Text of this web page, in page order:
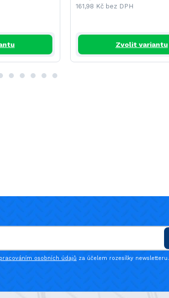
161,98 Kč bez DPH
Zvolit variantu
osobních údajů za účelem rozesílky newsletteru.